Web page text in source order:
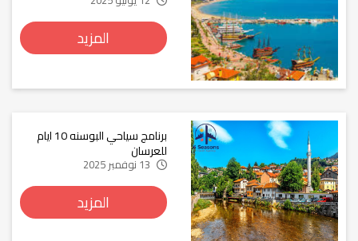
المزيد
برنامج سياحي البوسنه 10 ايام
للعرسان
المزيد